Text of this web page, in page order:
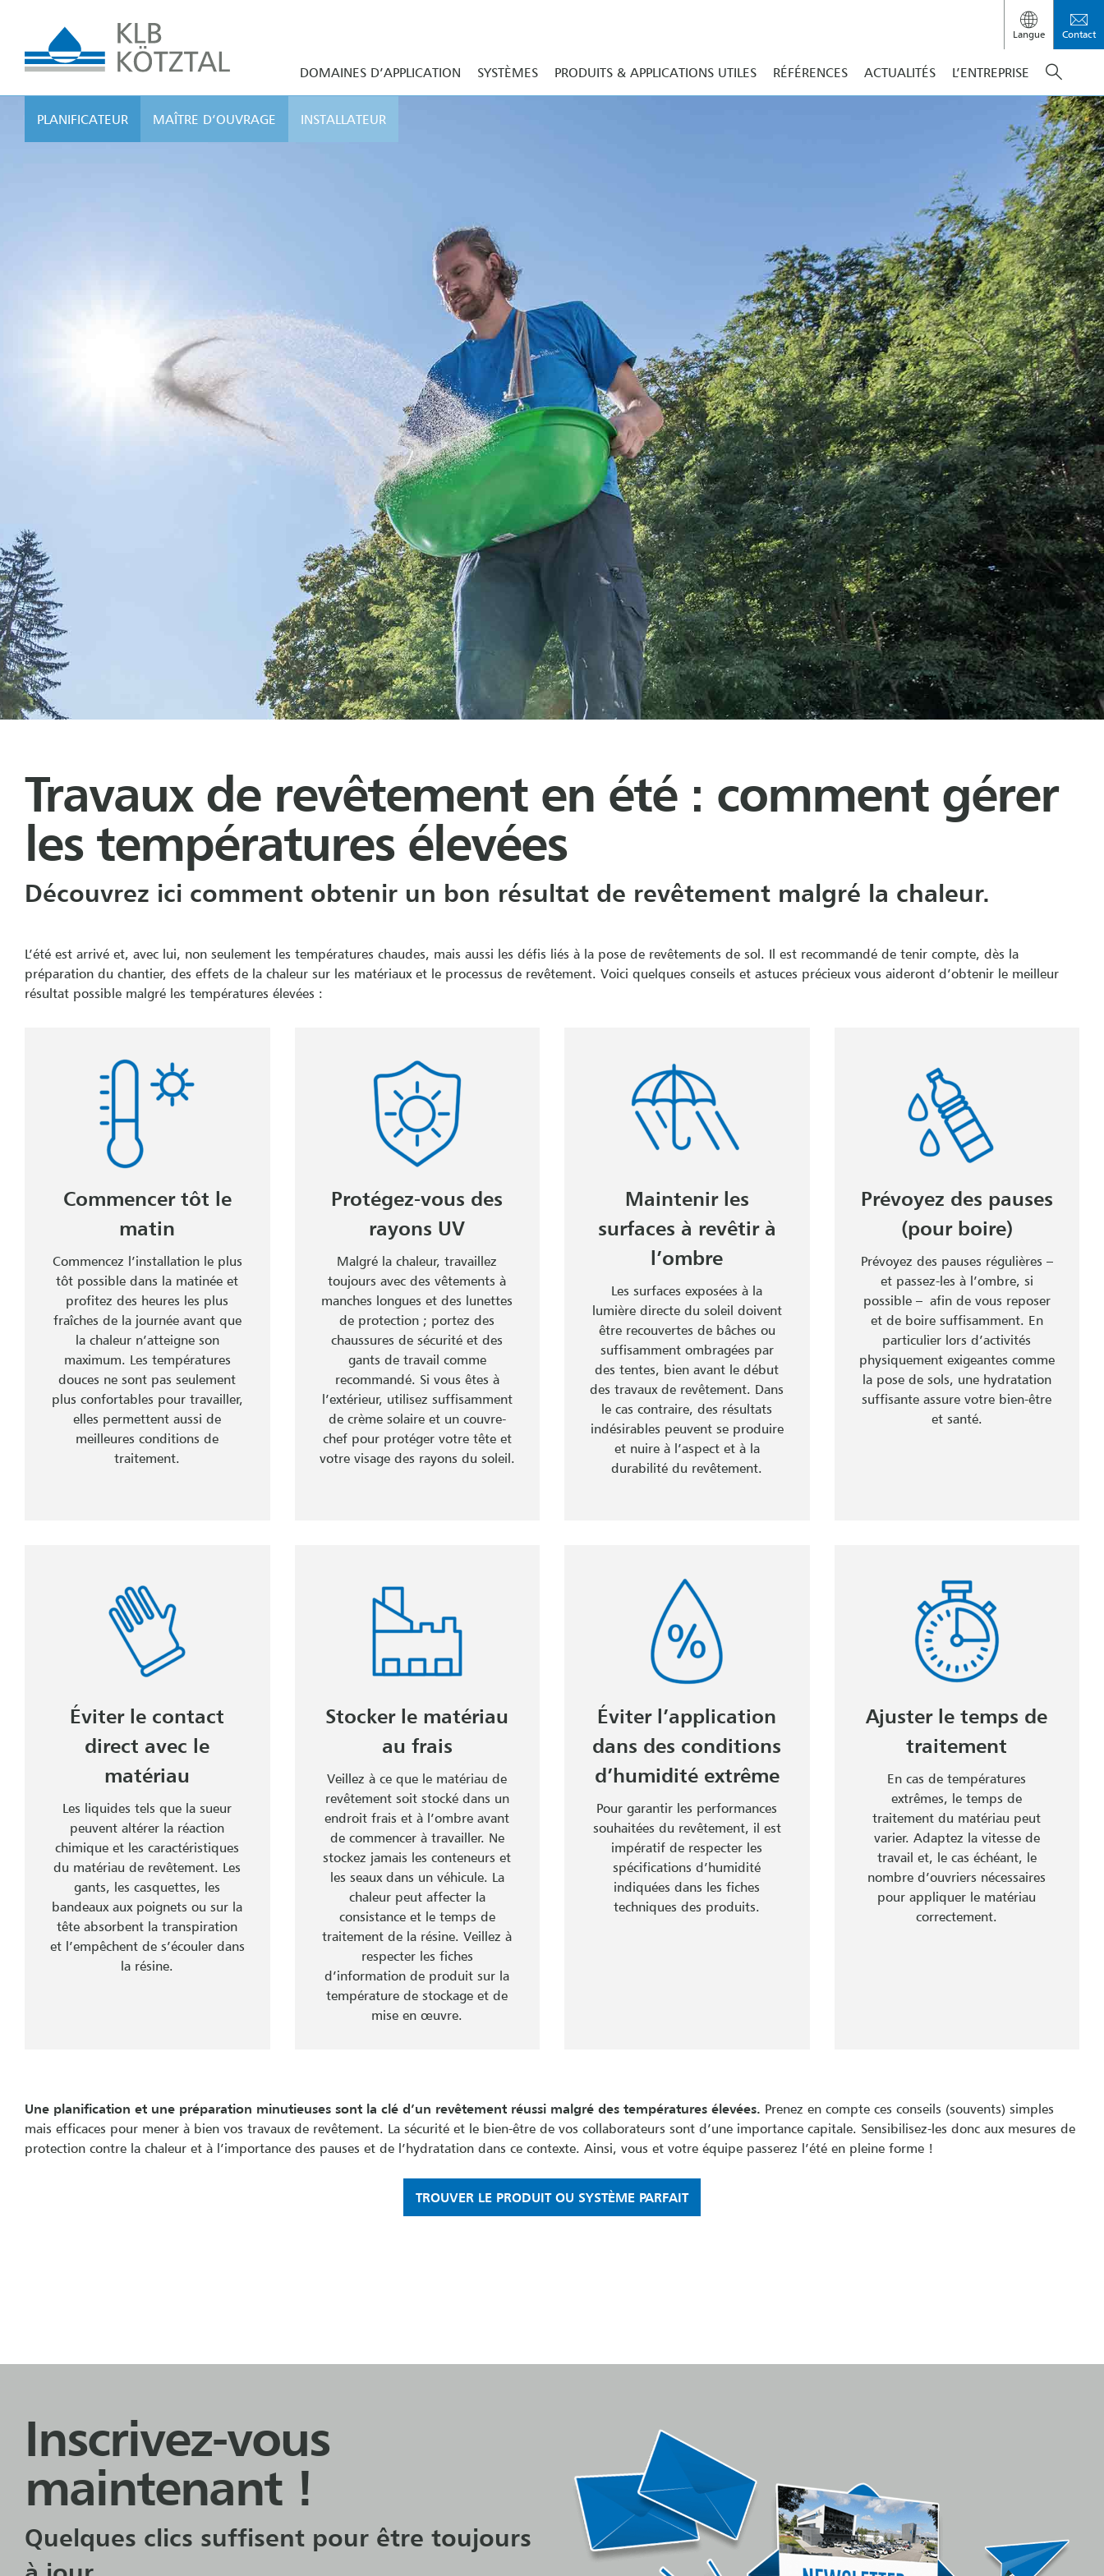
DOMAINES D’APPLICATION SYSTÈMES PRODUITS & APPLICATIONS UTILES RÉFÉRENCES ACTUALITÉS L’ENTREPRISE
Langue Contact
PLANIFICATEUR MAÎTRE D’OUVRAGE INSTALLATEUR
Travaux de revêtement en été : comment gérer
les températures élevées
Découvrez ici comment obtenir un bon résultat de revêtement malgré la chaleur.
L’été est arrivé et, avec lui, non seulement les températures chaudes, mais aussi les défis liés à la pose de revêtements de sol. Il est recommandé de tenir compte, dès la
préparation du chantier, des effets de la chaleur sur les matériaux et le processus de revêtement. Voici quelques conseils et astuces précieux vous aideront d’obtenir le meilleur
résultat possible malgré les températures élevées :
Commencer tôt le
matin
Commencez l’installation le plus
tôt possible dans la matinée et
profitez des heures les plus
fraîches de la journée avant que
la chaleur n’atteigne son
maximum. Les températures
douces ne sont pas seulement
plus confortables pour travailler,
elles permettent aussi de
meilleures conditions de
traitement.
Protégez-vous des
rayons UV
Malgré la chaleur, travaillez
toujours avec des vêtements à
manches longues et des lunettes
de protection ; portez des
chaussures de sécurité et des
gants de travail comme
recommandé. Si vous êtes à
l’extérieur, utilisez suffisamment
de crème solaire et un couvre-
chef pour protéger votre tête et
votre visage des rayons du soleil.
Maintenir les
surfaces à revêtir à
l’ombre
Les surfaces exposées à la
lumière directe du soleil doivent
être recouvertes de bâches ou
suffisamment ombragées par
des tentes, bien avant le début
des travaux de revêtement. Dans
le cas contraire, des résultats
indésirables peuvent se produire
et nuire à l’aspect et à la
durabilité du revêtement.
Prévoyez des pauses
(pour boire)
Prévoyez des pauses régulières –
et passez-les à l’ombre, si
possible – afin de vous reposer
et de boire suffisamment. En
particulier lors d’activités
physiquement exigeantes comme
la pose de sols, une hydratation
suffisante assure votre bien-être
et santé.
Éviter le contact
direct avec le
matériau
Les liquides tels que la sueur
peuvent altérer la réaction
chimique et les caractéristiques
du matériau de revêtement. Les
gants, les casquettes, les
bandeaux aux poignets ou sur la
tête absorbent la transpiration
et l’empêchent de s’écouler dans
la résine.
Stocker le matériau
au frais
Veillez à ce que le matériau de
revêtement soit stocké dans un
endroit frais et à l’ombre avant
de commencer à travailler. Ne
stockez jamais les conteneurs et
les seaux dans un véhicule. La
chaleur peut affecter la
consistance et le temps de
traitement de la résine. Veillez à
respecter les fiches
d’information de produit sur la
température de stockage et de
mise en œuvre.
Éviter l’application
dans des conditions
d’humidité extrême
Pour garantir les performances
souhaitées du revêtement, il est
impératif de respecter les
spécifications d’humidité
indiquées dans les fiches
techniques des produits.
Ajuster le temps de
traitement
En cas de températures
extrêmes, le temps de
traitement du matériau peut
varier. Adaptez la vitesse de
travail et, le cas échéant, le
nombre d’ouvriers nécessaires
pour appliquer le matériau
correctement.
Une planification et une préparation minutieuses sont la clé d’un revêtement réussi malgré des températures élevées. Prenez en compte ces conseils (souvents) simples
mais efficaces pour mener à bien vos travaux de revêtement. La sécurité et le bien-être de vos collaborateurs sont d’une importance capitale. Sensibilisez-les donc aux mesures de
protection contre la chaleur et à l’importance des pauses et de l’hydratation dans ce contexte. Ainsi, vous et votre équipe passerez l’été en pleine forme !
TROUVER LE PRODUIT OU SYSTÈME PARFAIT
Inscrivez-vous
maintenant !
Quelques clics suffisent pour être toujours